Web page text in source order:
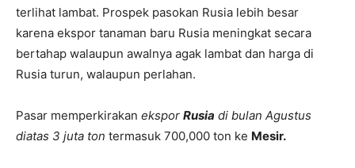
terlihat lambat. Prospek pasokan Rusia lebih besar
karena ekspor tanaman baru Rusia meningkat secara
bertahap walaupun awalnya agak lambat dan harga di
Rusia turun, walaupun perlahan.
Pasar memperkirakan ekspor Rusia di bulan Agustus
diatas 3 juta ton termasuk 700,000 ton ke Mesir.